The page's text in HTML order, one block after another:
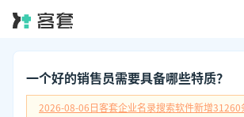
一个好的销售员需要具备哪些特质？
2026-08-06日客套企业名录搜索软件新增31260